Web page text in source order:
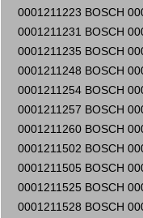
0001211223 BOSCH
0001211231 BOSCH
0001211235 BOSCH
0001211248 BOSCH
0001211254 BOSCH
0001211257 BOSCH
0001211260 BOSCH
0001211502 BOSCH
0001211505 BOSCH
0001211525 BOSCH
0001211528 BOSCH